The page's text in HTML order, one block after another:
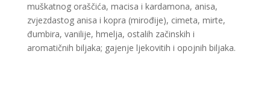
muškatnog oraščića, macisa i kardamona, anisa,
zvjezdastog anisa i kopra (mirođije), cimeta, mirte,
đumbira, vanilije, hmelja, ostalih začinskih i
aromatičnih biljaka; gajenje ljekovitih i opojnih biljaka.​